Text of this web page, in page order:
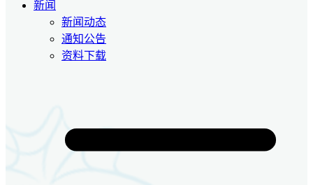
新闻
新闻动态
通知公告
资料下载